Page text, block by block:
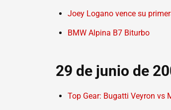
Joey Logano vence su
BMW Alpina B7 Biturbo
29 de junio de
Top Gear: Bugatti Veyron vs